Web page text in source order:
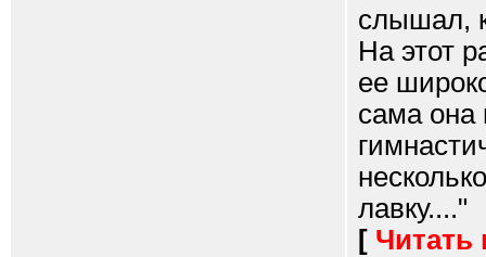
слышал,
На этот
ее
сама она
лавку...."
[ Читать